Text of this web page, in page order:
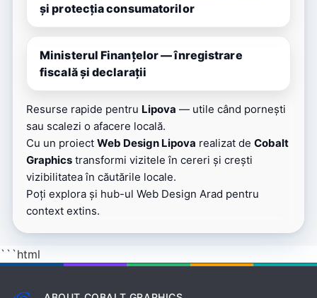
și protecția consumatorilor
Ministerul Finanțelor — înregistrare
fiscală și declarații
Resurse rapide pentru Lipova — utile când pornești
sau scalezi o afacere locală.
Cu un proiect Web Design Lipova realizat de Cobalt
Graphics transformi vizitele în cereri și crești
vizibilitatea în căutările locale.
Poți explora și hub-ul Web Design Arad pentru
context extins.
```html